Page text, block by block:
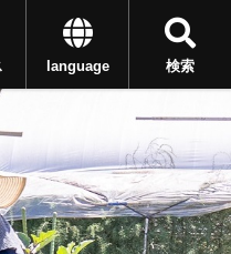
検索
language